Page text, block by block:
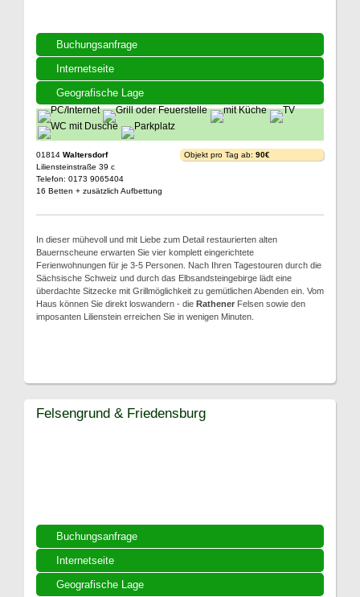
Buchungsanfrage
Internetseite
Geografische Lage
01814 Waltersdorf
Liliensteinstraße 39 c
Telefon: 0173 9065404
16 Betten + zusätzlich Aufbettung
Objekt pro Tag ab: 90€
In dieser mühevoll und mit Liebe zum Detail restaurierten alten
Bauernscheune erwarten Sie vier komplett eingerichtete
Ferienwohnungen für je 3-5 Personen. Nach Ihren Tagestouren durch die
Sächsische Schweiz und durch das Elbsandsteingebirge lädt eine
überdachte Sitzecke mit Grillmöglichkeit zu gemütlichen Abenden ein. Vom
Haus können Sie direkt loswandern - die Rathener Felsen sowie den
imposanten Lilienstein erreichen Sie in wenigen Minuten.
Buchungsanfrage
Internetseite
Geografische Lage
Felsengrund & Friedensburg